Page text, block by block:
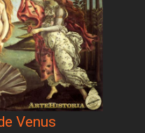
Venus